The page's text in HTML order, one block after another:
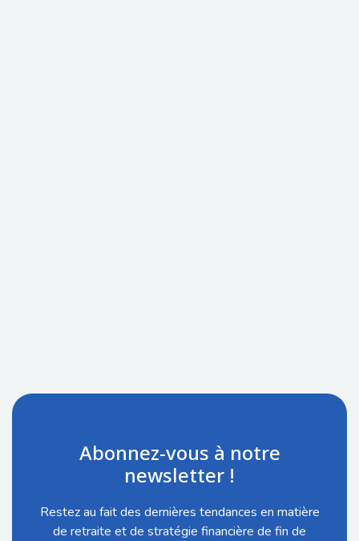
Abonnez-vous à notre
newsletter !
Restez au fait des dernières tendances en matière
de retraite et de stratégie financière de fin de